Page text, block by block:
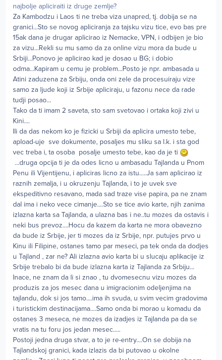
najbolje apliciraiti iz druge zemlje?
Za Kambodzu i Laos ti ne treba viza unapred, tj. dobija se na
granici...Sto se novog apliciranja za tajsku vizu tice, evo bas pre
15ak dana je drugar aplicirao iz Nemacke, VPN, i odbijen je bio
za vizu...Rekli su mu samo da za online vizu mora da bude u
Srbiji...Ponovo je aplicirao kad je dosao u BG; i dobio
odma...Kapiram u cemu je problem...Posto je npr. ambasada u
Atini zaduzena za Srbiju, onda oni zele da procesuiraju vize
samo za ljude koji iz Srbije apliciraju, u fazonu nece da rade
tudji posao...
Tako da ti imam 2 saveta, sto sam svetovao i ortaka koji zivi u
Kini....
Ili da das nekom ko je fizicki u Srbiji da aplicira umesto tebe,
apload-uje sve dokumente, posaljes mu sliku sa l.k. i sta god
vec treba i, ta osoba posalje umesto tebe, kao da je ti
...druga opcija ti je da odes licno u ambasadu Tajlanda u Pnom
Penu ili Vijentijenu, i apliciras licno za istu.....Ja sam aplicirao iz
raznih zemalja, i u okruzenju Tajlanda, i to je uvek sve
ekspeditivno resavano, mada sad traze vise papira, pa ne znam
dal ima i neko vece cimanje....Sto se tice avio karte, njih zanima
izlazna karta sa Tajlanda, a ulazna bas i ne..tu mozes da ostavis i
neki bus prevoz....Hocu da kazem da karta ne mora obavezno
da bude iz Srbije, jer ti mozes da iz Srbije, npr. putujes prvo u
Kinu ili Filipine, ostanes tamo par meseci, pa tek onda da dodjes
u Tajland , zar ne? Ali izlazna avio karta bi u slucaju aplikacije iz
Srbije trebalo bi da bude izlazna karta iz Tajlanda za Srbiju...
Inace, ne znam da li si znao , tu dvomesecnu vizu mozes da
produzis za jos mesec dana u imigracionim odeljenjima na
tajlandu, dok si jos tamo....ima ih svuda, u svim vecim gradovima
i turistickim destinacijama....Samo onda bi morao u komadu da
ostanes 3 meseca, ne mozes da izadjes iz Tajlanda pa da se
vratis na tu foru jos jedan mesec.....
Postoji jedna druga stvar, a to je re-entry....On se dobija na
Tajlandskoj granici, kada izlazis da bi putovao u okolne